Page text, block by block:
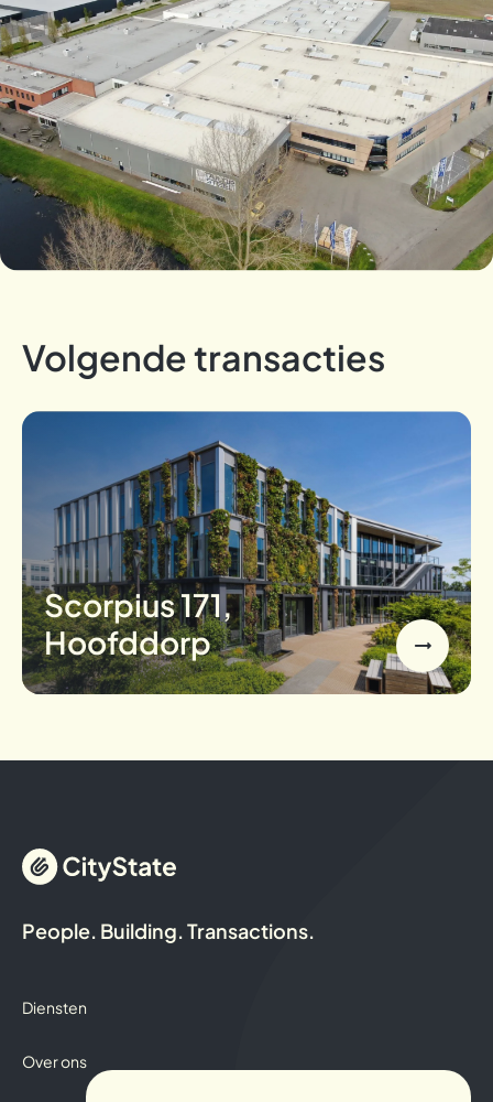
Volgende transacties
Scorpius 171,
Hoofddorp
People. Building. Transactions.
Diensten
Over ons